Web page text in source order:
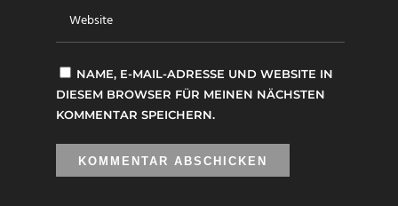
NAME, E-MAIL-ADRESSE UND WEBSITE IN
DIESEM BROWSER FÜR MEINEN NÄCHSTEN
KOMMENTAR SPEICHERN.